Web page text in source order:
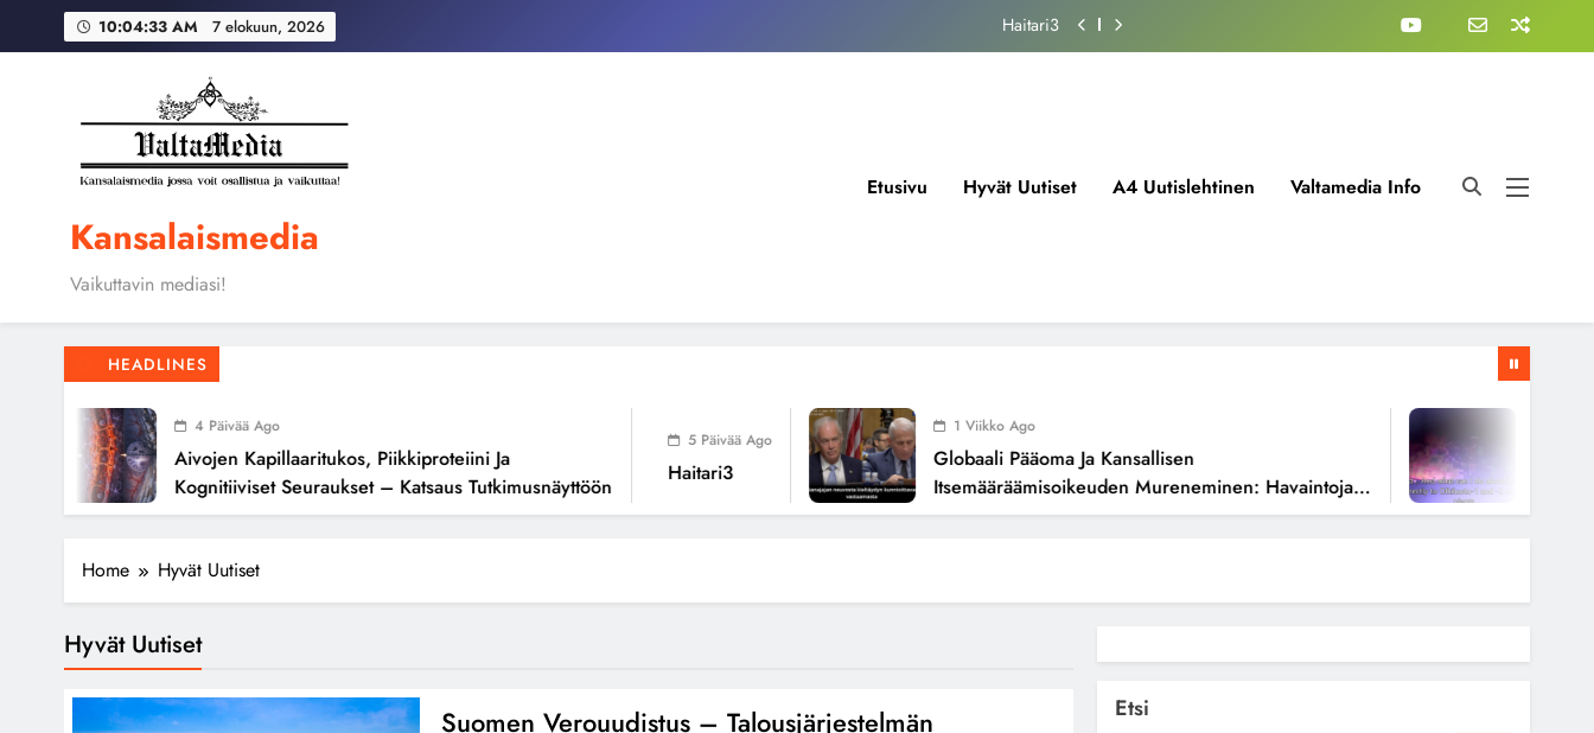
10:04:34 AM 7 elokuun, 2026 Globaali pääoma ja kansallisen itsemääräämisoikeuden mureneminen: Havaintoja järjestelmän
Haitari3
Kansalaismedia
Vaikuttavin mediasi!
Etusivu Hyvät Uutiset A4 Uutislehtinen Valtamedia Info
HEADLINES
4 Päivää Ago
Aivojen Kapillaaritukos, Piikkiproteiini Ja
Kognitiiviset Seuraukset – Katsaus Tutkimusnäyttöön
5 Päivää Ago
Haitari3
1 Viikko Ago
Globaali Pääoma Ja Kansallisen
Itsemääräämisoikeuden Mureneminen: Havaintoja
Järjestelmän Valuvioista
Home Hyvät Uutiset
Hyvät Uutiset
Suomen Verouudistus – Talousjärjestelmän
Etsi